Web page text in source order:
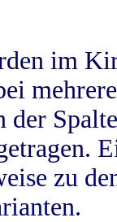
im
zu